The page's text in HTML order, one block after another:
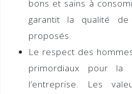
bons et sains à
garantit la qualité
proposés.
Le respect des
primordiaux pour la
l’entreprise. Les